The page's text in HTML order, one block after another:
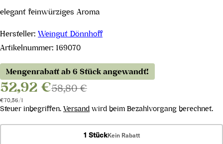
elegant feinwürziges Aroma
Hersteller: Weingut Dönnhoff
Artikelnummer: 169070
Mengenrabatt ab 6 Stück angewandt!
52,92 €58,80 €
Stückpreis
€70,56/pro
l
Steuer inbegriffen. Versand wird beim Bezahlvorgang berechnet.
1 StückKein Rabatt